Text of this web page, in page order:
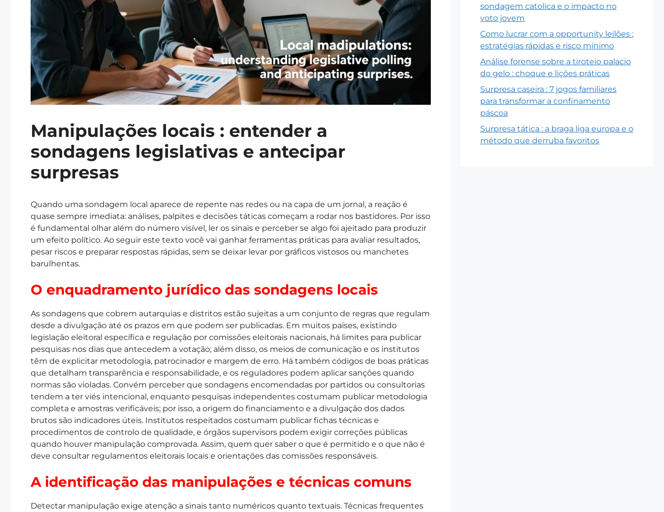
Manipulações locais : entender a
sondagens legislativas e antecipar
surpresas
Quando uma sondagem local aparece de repente nas redes ou na capa de um jornal, a reação é
quase sempre imediata: análises, palpites e decisões táticas começam a rodar nos bastidores. Por isso
é fundamental olhar além do número visível, ler os sinais e perceber se algo foi ajeitado para produzir
um efeito político. Ao seguir este texto você vai ganhar ferramentas práticas para avaliar resultados,
pesar riscos e preparar respostas rápidas, sem se deixar levar por gráficos vistosos ou manchetes
barulhentas.
O enquadramento jurídico das sondagens locais
As sondagens que cobrem autarquias e distritos estão sujeitas a um conjunto de regras que regulam
desde a divulgação até os prazos em que podem ser publicadas. Em muitos países, existindo
legislação eleitoral específica e regulação por comissões eleitorais nacionais, há limites para publicar
pesquisas nos dias que antecedem a votação; além disso, os meios de comunicação e os institutos
têm de explicitar metodologia, patrocinador e margem de erro. Há também códigos de boas práticas
que detalham transparência e responsabilidade, e os reguladores podem aplicar sanções quando
normas são violadas. Convém perceber que sondagens encomendadas por partidos ou consultorias
tendem a ter viés intencional, enquanto pesquisas independentes costumam publicar metodologia
completa e amostras verificáveis; por isso, a origem do financiamento e a divulgação dos dados
brutos são indicadores úteis. Institutos respeitados costumam publicar fichas técnicas e
procedimentos de controlo de qualidade, e órgãos supervisors podem exigir correções públicas
quando houver manipulação comprovada. Assim, quem quer saber o que é permitido e o que não é
deve consultar regulamentos eleitorais locais e orientações das comissões responsáveis.
A identificação das manipulações e técnicas comuns
Detectar manipulação exige atenção a sinais tanto numéricos quanto textuais. Técnicas frequentes
sondagem catolica e o impacto no
voto jovem
Como lucrar com a opportunity leilões :
estratégias rápidas e risco mínimo
Análise forense sobre a tiroteio palacio
do gelo : choque e lições práticas
Surpresa caseira : 7 jogos familiares
para transformar a confinamento
páscoa
Surpresa tática : a braga liga europa e o
método que derruba favoritos